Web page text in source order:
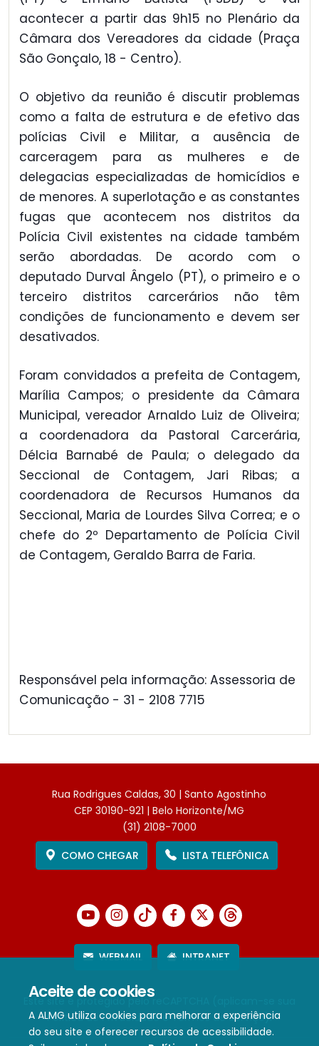
Aceite de cookies
A ALMG utiliza cookies para melhorar a experiência
do seu site e oferecer recursos de acessibilidade.
acontecer a partir das 9h15 no Plenário da
Câmara dos Vereadores da cidade (Praça
São Gonçalo, 18 - Centro).
O objetivo da reunião é discutir problemas
como a falta de estrutura e de efetivo das
polícias Civil e Militar, a ausência de
carceragem para as mulheres e de
delegacias especializadas de homicídios e
de menores. A superlotação e as constantes
fugas que acontecem nos distritos da
Polícia Civil existentes na cidade também
serão abordadas. De acordo com o
deputado Durval Ângelo (PT), o primeiro e o
terceiro distritos carcerários não têm
condições de funcionamento e devem ser
desativados.
Foram convidados a prefeita de Contagem,
Marília Campos; o presidente da Câmara
Municipal, vereador Arnaldo Luiz de Oliveira;
a coordenadora da Pastoral Carcerária,
Délcia Barnabé de Paula; o delegado da
Seccional de Contagem, Jari Ribas; a
coordenadora de Recursos Humanos da
Seccional, Maria de Lourdes Silva Correa; e o
chefe do 2º Departamento de Polícia Civil
de Contagem, Geraldo Barra de Faria.
Responsável pela informação: Assessoria de
Comunicação - 31 - 2108 7715
Rua Rodrigues Caldas, 30 | Santo Agostinho
CEP 30190-921 | Belo Horizonte/MG
(31) 2108-7000
COMO CHEGAR
LISTA TELEFÔNICA
WEBMAIL INTRANET
Este site é protegido pelo reCAPTCHA (aplicam-se sua
Política de PrivacidadeeTermos de Serviço).